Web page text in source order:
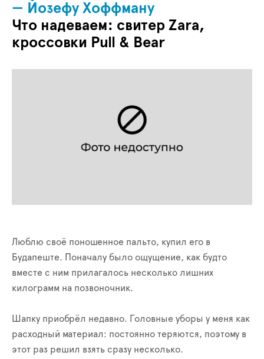
— Йозефу Хоффману
Что надеваем: свитер Zara,
кроссовки Pull & Bear
Люблю своё поношенное пальто, купил его в
Будапеште. Поначалу было ощущение, как будто
вместе с ним прилагалось несколько лишних
килограмм на позвоночник.
Шапку приобрёл недавно. Головные уборы у меня как
расходный материал: постоянно теряются, поэтому в
этот раз решил взять сразу несколько.